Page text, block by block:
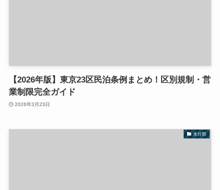
【2026年版】東京23区民泊条例まとめ！区別規制・営
業制限完全ガイド
2026年3月23日
未分類